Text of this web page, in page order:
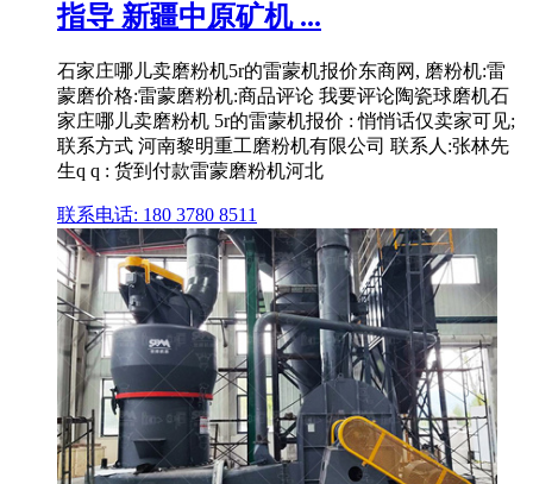
指导 新疆中原矿机 ...
石家庄哪儿卖磨粉机5r的雷蒙机报价东商网, 磨粉机:雷
蒙磨价格:雷蒙磨粉机:商品评论 我要评论陶瓷球磨机石
家庄哪儿卖磨粉机 5r的雷蒙机报价 : 悄悄话仅卖家可见;
联系方式 河南黎明重工磨粉机有限公司 联系人:张林先
生q q : 货到付款雷蒙磨粉机河北
联系电话: 180 3780 8511